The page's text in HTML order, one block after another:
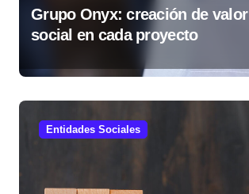
Grupo Onyx: creación de valor
social en cada proyecto
Entidades Sociales